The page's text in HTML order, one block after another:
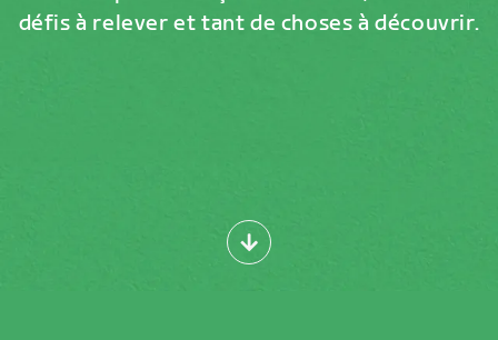
défis à relever et tant de choses à découvrir.